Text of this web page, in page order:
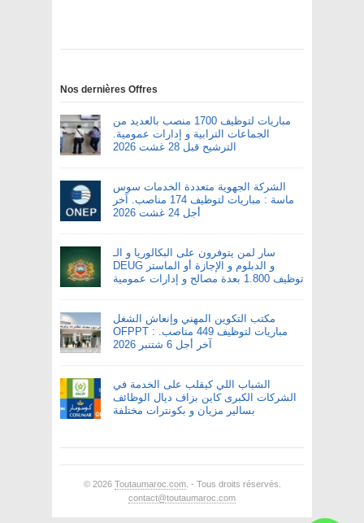
Nos dernières Offres
مباريات لتوظيف 1700 منصب بالعديد من
الجماعات الترابية و إدارات عمومية.
الترشيح قبل 28 غشت 2026
الشركة الجهوية متعددة الخدمات سوس
ماسة : مباريات لتوظيف 174 مناصب. آخر
أجل 24 غشت 2026
سار لمن يتوفرون على البكالوريا و الـ
DEUG و الدبلوم و الإجازة أو الماستر
توظيف 1.800 بعدة مصالح و إدارات عمومية
مكتب التكوين المهني وإنعاش الشغل
OFPPT : مباريات لتوظيف 449 مناصب.
آخر أجل 6 شتنبر 2026
الشباب اللي كيقلب على الخدمة في
الشركات الكبرى كاين بزاف ديال الوظائف
بسالير مزيان و بكونترات مختلفة
© 2026 Toutaumaroc.com. - Tous droits réservés.
contact@toutaumaroc.com